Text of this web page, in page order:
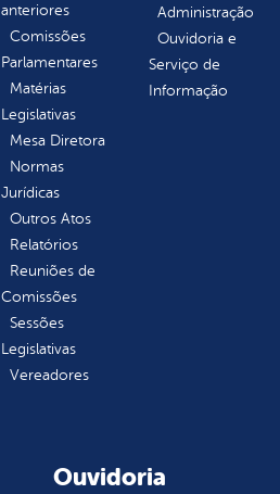
anteriores
Comissões
Parlamentares
Matérias
Legislativas
Mesa Diretora
Normas
Jurídicas
Outros Atos
Relatórios
Reuniões de
Comissões
Sessões
Legislativas
Vereadores
Administração
Ouvidoria e
Serviço de
Informação
Ouvidoria